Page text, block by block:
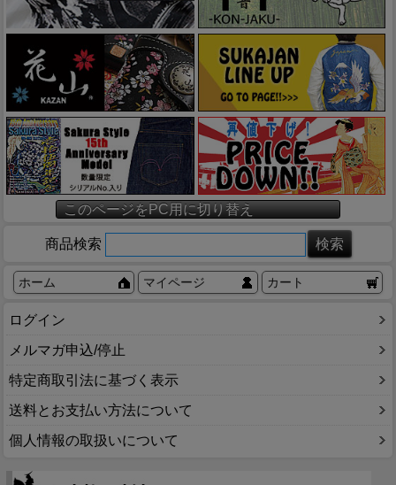
このページをPC用に切り替え
商品検索
ホーム マイページ カート
ログイン
メルマガ申込/停止
特定商取引法に基づく表示
送料とお支払い方法について
個人情報の取扱いについて